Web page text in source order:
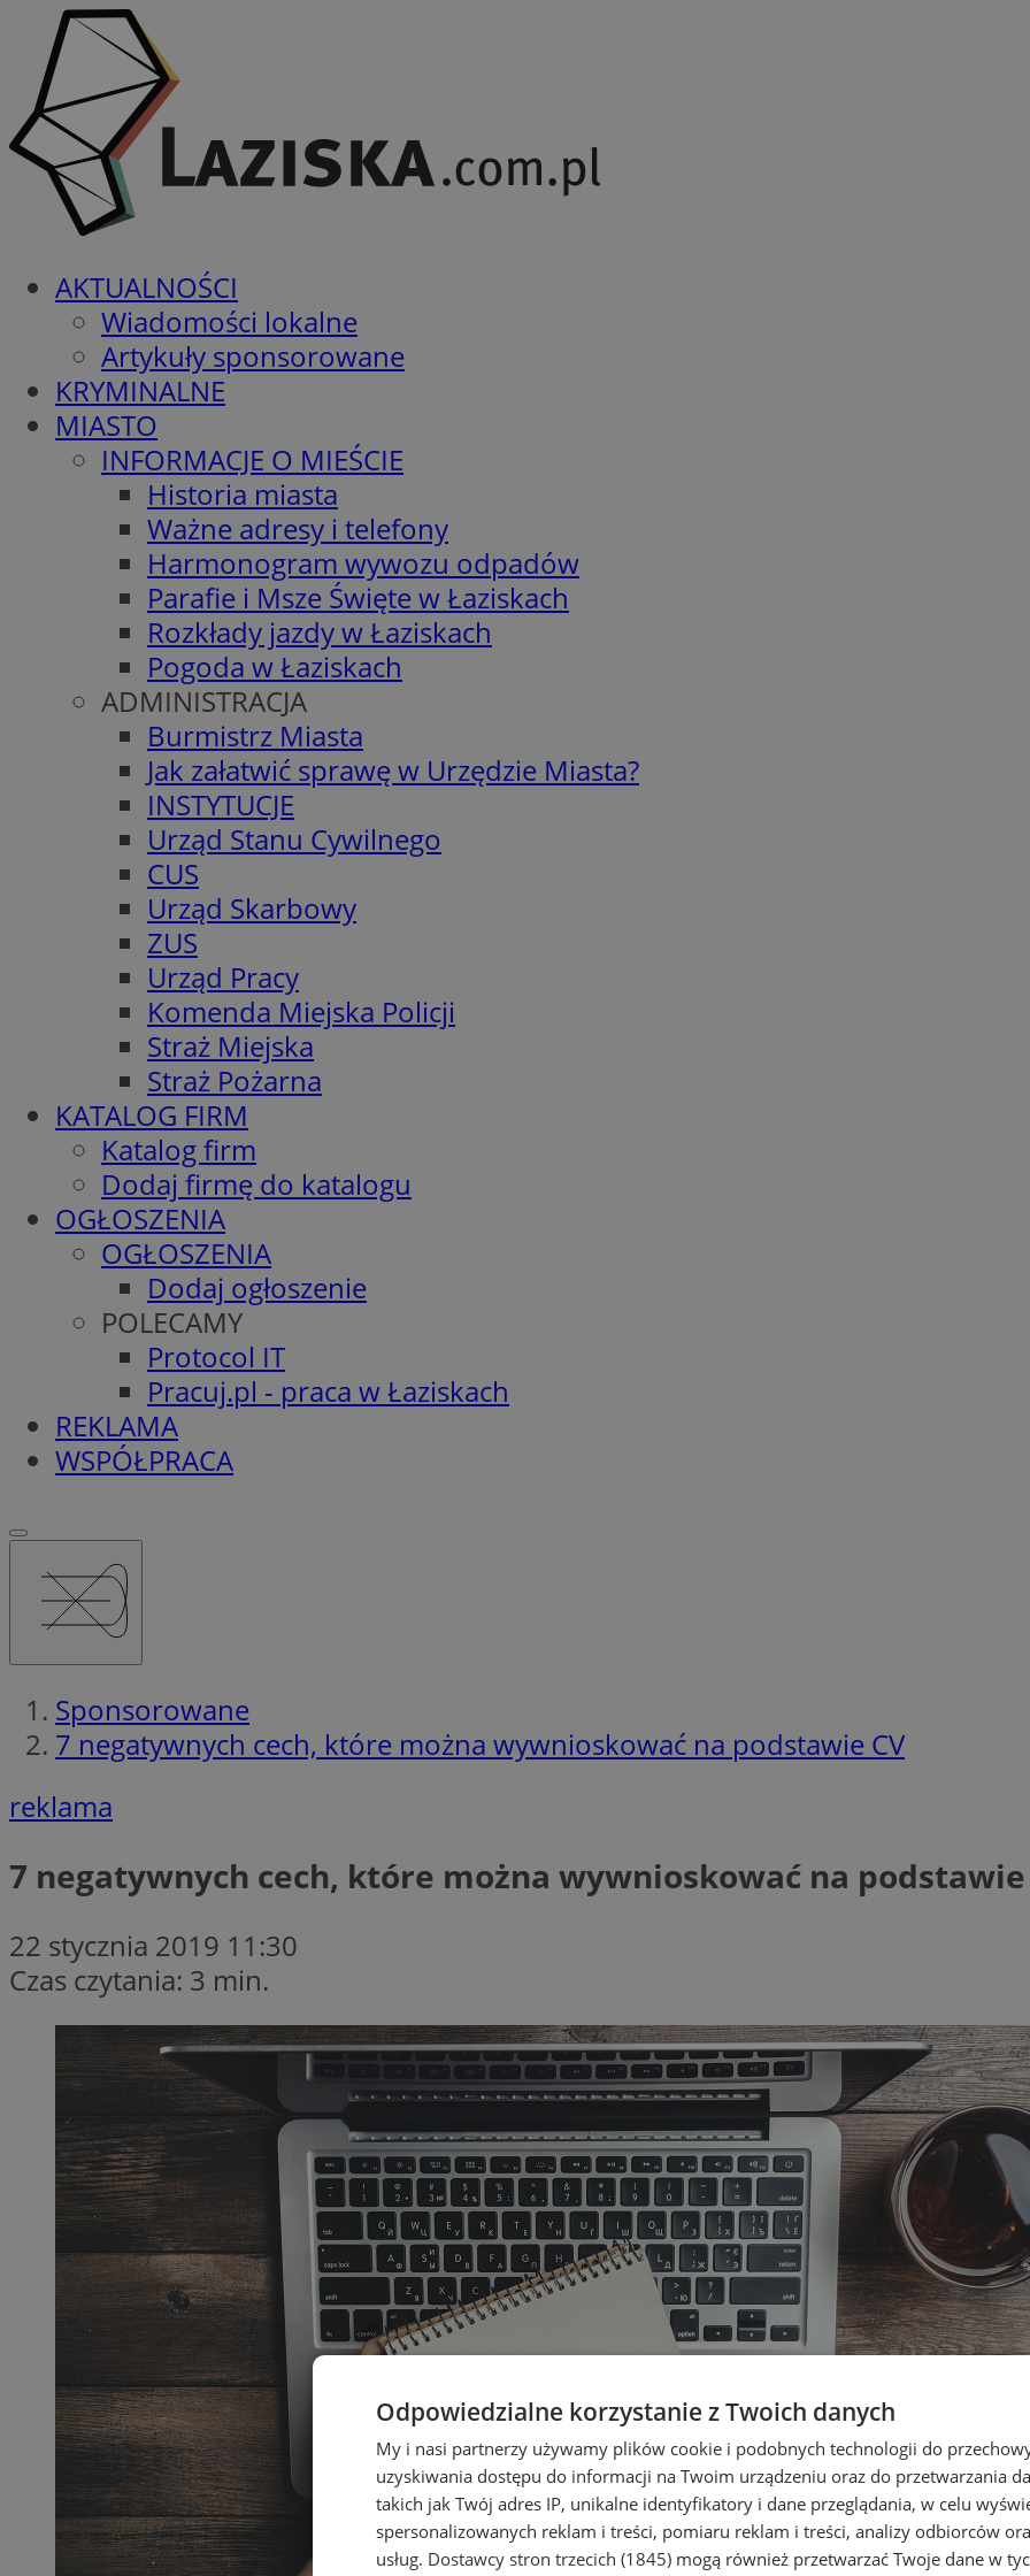
AKTUALNOŚCI
Wiadomości lokalne
Artykuły sponsorowane
KRYMINALNE
MIASTO
INFORMACJE O MIEŚCIE
Historia miasta
Ważne adresy i telefony
Harmonogram wywozu odpadów
Parafie i Msze Święte w Łaziskach
Rozkłady jazdy w Łaziskach
Pogoda w Łaziskach
ADMINISTRACJA
Burmistrz Miasta
Jak załatwić sprawę w Urzędzie Miasta?
INSTYTUCJE
Urząd Stanu Cywilnego
CUS
Urząd Skarbowy
ZUS
Urząd Pracy
Komenda Miejska Policji
Straż Miejska
Straż Pożarna
KATALOG FIRM
Katalog firm
Dodaj firmę do katalogu
OGŁOSZENIA
OGŁOSZENIA
Dodaj ogłoszenie
POLECAMY
Protocol IT
Pracuj.pl - praca w Łaziskach
REKLAMA
WSPÓŁPRACA
Sponsorowane
7 negatywnych cech, które można wywnioskować na podstawie CV
reklama
7 negatywnych cech, które można wywnioskować na podstawie
22 stycznia 2019 11:30
Czas czytania: 3 min.
Odpowiedzialne korzystanie z Twoich danych
My i nasi partnerzy używamy plików cookie i podobnych technologii do
uzyskiwania dostępu do informacji na Twoim urządzeniu oraz do przetwarzania
takich jak Twój adres IP, unikalne identyfikatory i dane przeglądania, w celu
spersonalizowanych reklam i treści, pomiaru reklam i treści, analizy odbiorców
usług. Dostawcy stron trzecich (1845) mogą również przetwarzać Twoje dane w